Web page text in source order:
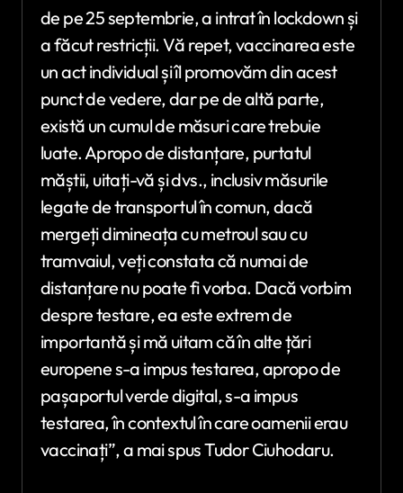
de pe 25 septembrie, a intrat în lockdown și
a făcut restricții. Vă repet, vaccinarea este
un act individual și îl promovăm din acest
punct de vedere, dar pe de altă parte,
există un cumul de măsuri care trebuie
luate. Apropo de distanțare, purtatul
măștii, uitați-vă și dvs., inclusiv măsurile
legate de transportul în comun, dacă
mergeți dimineața cu metroul sau cu
tramvaiul, veți constata că numai de
distanțare nu poate fi vorba. Dacă vorbim
despre testare, ea este extrem de
importantă și mă uitam că în alte țări
europene s-a impus testarea, apropo de
pașaportul verde digital, s-a impus
testarea, în contextul în care oamenii erau
vaccinați”, a mai spus Tudor Ciuhodaru.